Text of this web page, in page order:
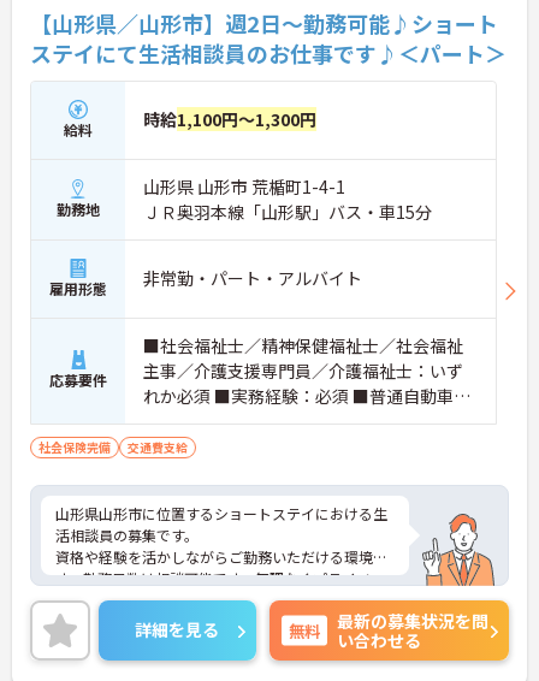
【山形県／山形市】週2日～勤務可能♪ショート
ステイにて生活相談員のお仕事です♪＜パート＞
給料 時給1,100円～1,300円
勤務地
山形県 山形市 荒楯町1-4-1
ＪＲ奥羽本線「山形駅」バス・車15分
雇用形態 非常勤・パート・アルバイト
応募要件
■社会福祉士／精神保健福祉士／社会福祉
主事／介護支援専門員／介護福祉士：いず
れか必須 ■実務経験：必須 ■普通自動車運
転免許：必須
社会保険完備 交通費支給
山形県山形市に位置するショートステイにおける生
活相談員の募集です。
資格や経験を活かしながらご勤務いただける環境で
す。勤務日数は相談可能です。無理なくプライベー
トを大切にしながらご勤務いただけます。
ご興味のある方には、面接対策ポイントなど、さら
に詳細をご案内しますのでお気軽にご相談くださ
い！
詳細を見る 無料
最新の募集状況を問
い合わせる